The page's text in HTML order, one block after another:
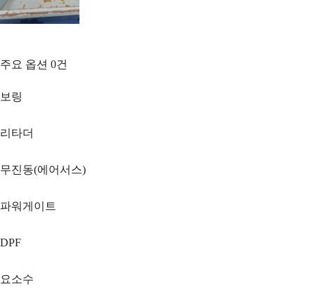
주요 옵션 0건
보링
리타더
무진동(에어서스)
파워게이트
DPF
요소수